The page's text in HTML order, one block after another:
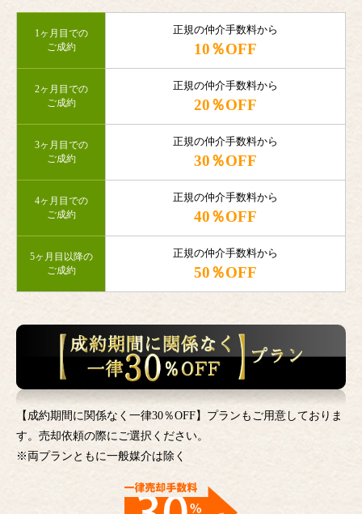
1ヶ月目での
ご成約
正規の仲介手数料から
10％OFF
2ヶ月目での
ご成約
正規の仲介手数料から
20％OFF
3ヶ月目での
ご成約
正規の仲介手数料から
30％OFF
4ヶ月目での
ご成約
正規の仲介手数料から
40％OFF
5ヶ月目以降の
ご成約
正規の仲介手数料から
50％OFF
【成約期間に関係なく一律30％OFF】プランもご用意しておりま
す。売却依頼の際にご選択ください。
※両プランともに一般媒介は除く